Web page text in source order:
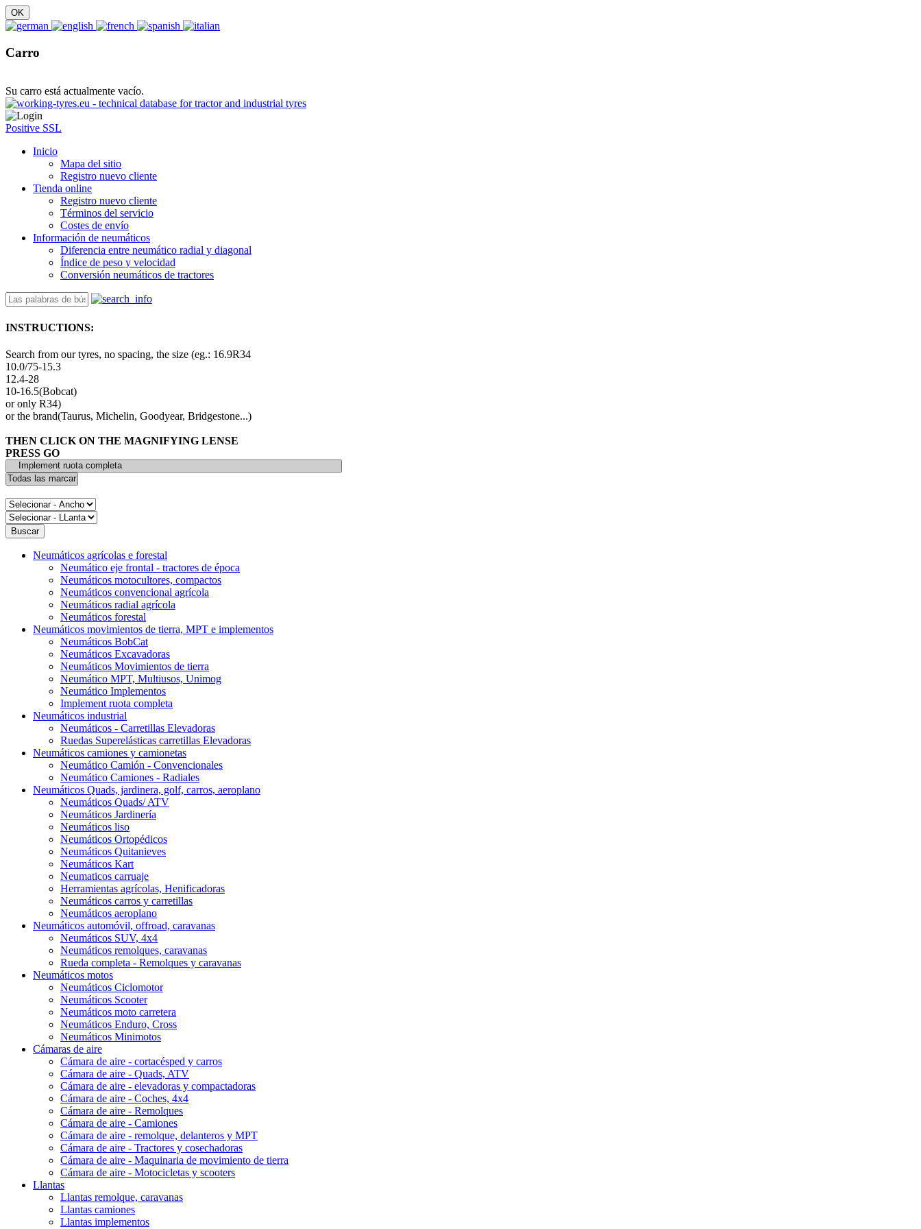
Carro
Su carro está actualmente vacío.
Positive SSL
Inicio
Mapa del sitio
Registro nuevo cliente
Tienda online
Registro nuevo cliente
Términos del servicio
Costes de envío
Información de neumáticos
Diferencia entre neumático radial y diagonal
Índice de peso y velocidad
Conversión neumáticos de tractores
INSTRUCTIONS:
Search from our tyres, no spacing, the size (eg.: 16.9R34
10.0/75-15.3
12.4-28
10-16.5(Bobcat)
or only R34)
or the brand(Taurus, Michelin, Goodyear, Bridgestone...)
THEN CLICK ON THE MAGNIFYING LENSE
PRESS GO
Neumáticos agrícolas e forestal
Neumático eje frontal - tractores de época
Neumáticos motocultores, compactos
Neumáticos convencional agrícola
Neumáticos radial agrícola
Neumáticos forestal
Neumáticos movimientos de tierra, MPT e implementos
Neumáticos BobCat
Neumáticos Excavadoras
Neumáticos Movimientos de tierra
Neumático MPT, Multiusos, Unimog
Neumático Implementos
Implement ruota completa
Neumáticos industrial
Neumáticos - Carretillas Elevadoras
Ruedas Superelásticas carretillas Elevadoras
Neumáticos camiones y camionetas
Neumático Camión - Convencionales
Neumático Camiones - Radiales
Neumáticos Quads, jardinera, golf, carros, aeroplano
Neumáticos Quads/ ATV
Neumáticos Jardinería
Neumáticos liso
Neumáticos Ortopédicos
Neumáticos Quitanieves
Neumáticos Kart
Neumaticos carruaje
Herramientas agrícolas, Henificadoras
Neumáticos carros y carretillas
Neumáticos aeroplano
Neumáticos automóvil, offroad, caravanas
Neumáticos SUV, 4x4
Neumáticos remolques, caravanas
Rueda completa - Remolques y caravanas
Neumáticos motos
Neumáticos Ciclomotor
Neumáticos Scooter
Neumáticos moto carretera
Neumáticos Enduro, Cross
Neumáticos Minimotos
Cámaras de aire
Cámara de aire - cortacésped y carros
Cámara de aire - Quads, ATV
Cámara de aire - elevadoras y compactadoras
Cámara de aire - Coches, 4x4
Cámara de aire - Remolques
Cámara de aire - Camiones
Cámara de aire - remolque, delanteros y MPT
Cámara de aire - Tractores y cosechadoras
Cámara de aire - Maquinaria de movimiento de tierra
Cámara de aire - Motocicletas y scooters
Llantas
Llantas remolque, caravanas
Llantas camiones
Llantas implementos